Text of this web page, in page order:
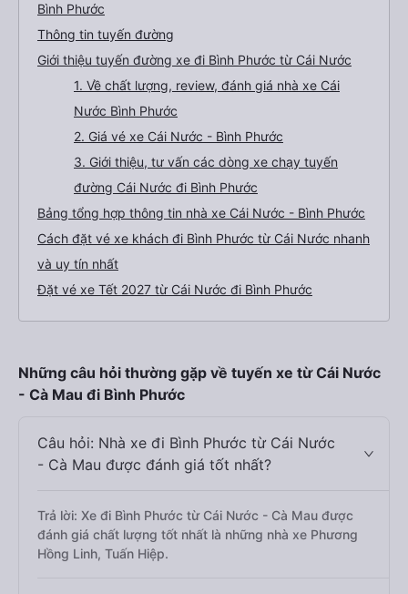
Bình Phước
Thông tin tuyến đường
Giới thiệu tuyến đường xe đi Bình Phước từ Cái Nước
1. Về chất lượng, review, đánh giá nhà xe Cái
Nước Bình Phước
2. Giá vé xe Cái Nước - Bình Phước
3. Giới thiệu, tư vấn các dòng xe chạy tuyến
đường Cái Nước đi Bình Phước
Bảng tổng hợp thông tin nhà xe Cái Nước - Bình Phước
Cách đặt vé xe khách đi Bình Phước từ Cái Nước nhanh
và uy tín nhất
Đặt vé xe Tết 2027 từ Cái Nước đi Bình Phước
Những câu hỏi thường gặp về tuyến xe từ Cái Nước
- Cà Mau đi Bình Phước
Câu hỏi: Nhà xe đi Bình Phước từ Cái Nước
- Cà Mau được đánh giá tốt nhất?
Trả lời: Xe đi Bình Phước từ Cái Nước - Cà Mau được
đánh giá chất lượng tốt nhất là những nhà xe Phương
Hồng Linh, Tuấn Hiệp.